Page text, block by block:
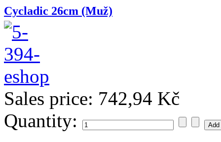
Cycladic 26cm (Muž)
Sales price: 742,94 Kč
Quantity: